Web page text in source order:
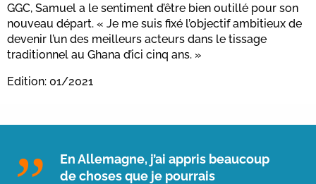
GGC, Samuel a le sentiment d’être bien outillé pour son
nouveau départ. « Je me suis fixé l’objectif ambitieux de
devenir l’un des meilleurs acteurs dans le tissage
traditionnel au Ghana d’ici cinq ans. »
Edition: 01/2021
En Allemagne, j’ai appris beaucoup
de choses que je pourrais